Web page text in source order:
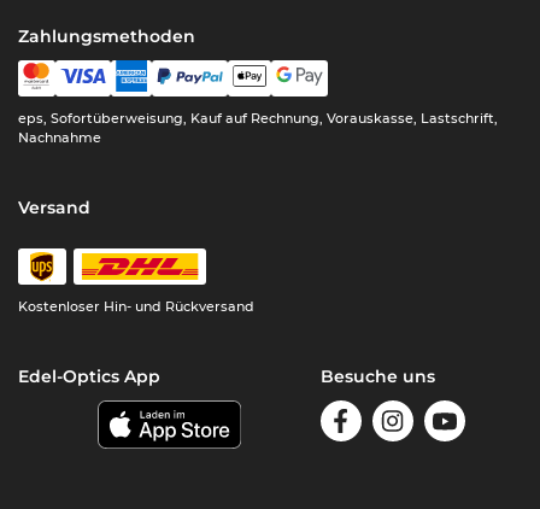
Zahlungsmethoden
eps, Sofortüberweisung, Kauf auf Rechnung, Vorauskasse, Lastschrift,
Nachnahme
Versand
Kostenloser Hin- und Rückversand
Edel-Optics App Besuche uns